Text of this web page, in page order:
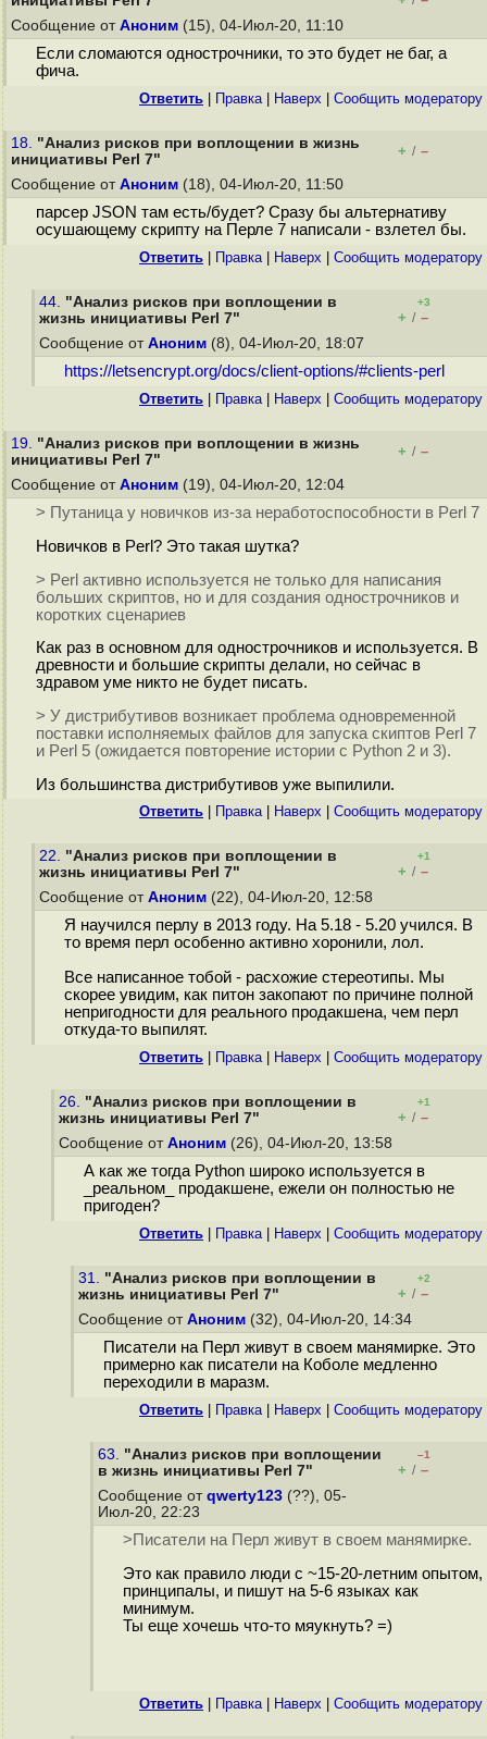
Сообщение от Аноним (15), 04-Июл-20, 11:10
Если сломаются однострочники, то это будет не баг, а
фича.
Ответить Правка| Наверх Cообщить модератору
18. "Анализ рисков при воплощении в жизнь
инициативы Perl 7"
+ / –
Сообщение от Аноним (18), 04-Июл-20, 11:50
парсер JSON там есть/будет? Сразу бы альтернативу
осушающему скрипту на Перле 7 написали - взлетел бы.
Ответить Правка| Наверх Cообщить модератору
44. "Анализ рисков при воплощении в
жизнь инициативы Perl 7"
+3
+ / –
Сообщение от Аноним (8), 04-Июл-20, 18:07
https://letsencrypt.org/docs/client-options/#clients-perl
Ответить Правка| Наверх Cообщить модератору
19. "Анализ рисков при воплощении в жизнь
инициативы Perl 7"
+ / –
Сообщение от Аноним (19), 04-Июл-20, 12:04
> Путаница у новичков из-за неработоспособности в Perl 7
Новичков в Perl? Это такая шутка?
> Perl активно используется не только для написания
больших скриптов, но и для создания однострочников и
коротких сценариев
Как раз в основном для однострочников и используется. В
древности и большие скрипты делали, но сейчас в
здравом уме никто не будет писать.
> У дистрибутивов возникает проблема одновременной
поставки исполняемых файлов для запуска скиптов Perl 7
и Perl 5 (ожидается повторение истории с Python 2 и 3).
Из большинства дистрибутивов уже выпилили.
Ответить Правка| Наверх Cообщить модератору
22. "Анализ рисков при воплощении в
жизнь инициативы Perl 7"
+1
+ / –
Сообщение от Аноним (22), 04-Июл-20, 12:58
Я научился перлу в 2013 году. На 5.18 - 5.20 учился. В
то время перл особенно активно хоронили, лол.
Все написанное тобой - расхожие стереотипы. Мы
скорее увидим, как питон закопают по причине полной
непригодности для реального продакшена, чем перл
откуда-то выпилят.
Ответить Правка| Наверх Cообщить модератору
26. "Анализ рисков при воплощении в
жизнь инициативы Perl 7"
+1
+ / –
Сообщение от Аноним (26), 04-Июл-20, 13:58
А как же тогда Python широко используется в
_реальном_ продакшене, ежели он полностью не
пригоден?
Ответить Правка| Наверх Cообщить модератору
31. "Анализ рисков при воплощении в
жизнь инициативы Perl 7"
+2
+ / –
Сообщение от Аноним (32), 04-Июл-20, 14:34
Писатели на Перл живут в своем манямирке. Это
примерно как писатели на Коболе медленно
переходили в маразм.
Ответить Правка| Наверх Cообщить модератору
63. "Анализ рисков при воплощении
в жизнь инициативы Perl 7"
–1
+ / –
Сообщение от qwerty123 (??), 05-
Июл-20, 22:23
>Писатели на Перл живут в своем манямирке.
Это как правило люди с ~15-20-летним опытом,
принципалы, и пишут на 5-6 языках как
минимум.
Ты еще хочешь что-то мяукнуть? =)
Ответить Правка| Наверх Cообщить модератору